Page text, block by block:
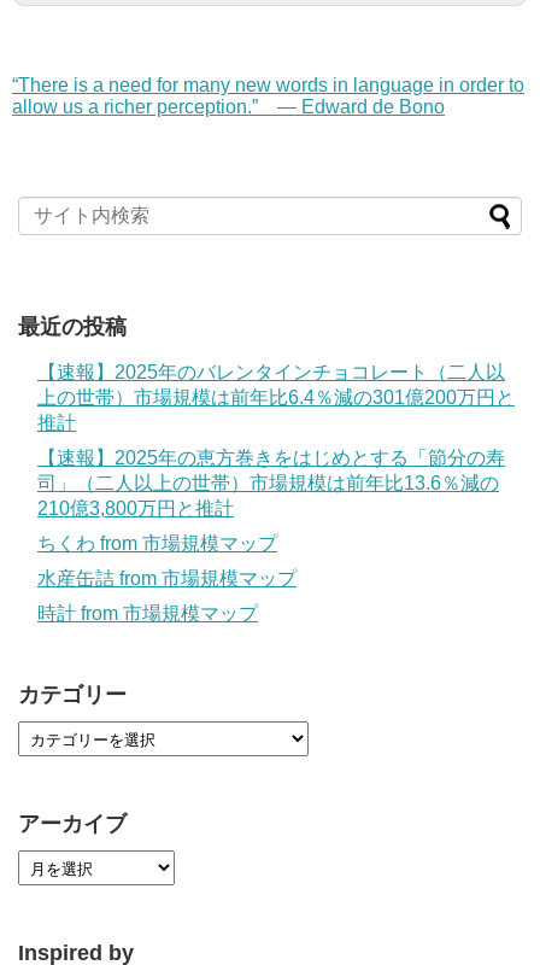
“There is a need for many new words in language in order to
allow us a richer perception.” — Edward de Bono
最近の投稿
【速報】2025年のバレンタインチョコレート（二人以
上の世帯）市場規模は前年比6.4％減の301億200万円と
推計
【速報】2025年の恵方巻きをはじめとする「節分の寿
司」（二人以上の世帯）市場規模は前年比13.6％減の
210億3,800万円と推計
ちくわ from 市場規模マップ
水産缶詰 from 市場規模マップ
時計 from 市場規模マップ
カテゴリー
アーカイブ
Inspired by